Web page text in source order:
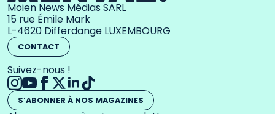
Moien News Médias SARL
15 rue Émile Mark
L-4620 Differdange LUXEMBOURG
CONTACT
Suivez-nous !
S’ABONNER À NOS MAGAZINES